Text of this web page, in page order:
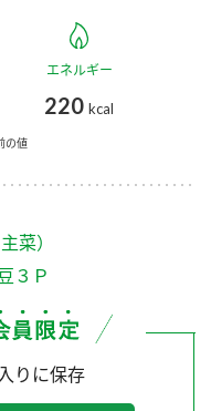
中華
おすしの素
米飯用調味液
アム）
エネルギー
220 kcal
の値
菜）
３Ｐ
りに保存